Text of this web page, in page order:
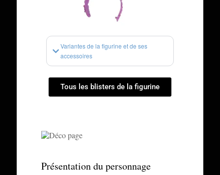
Variantes de la figurine et de ses
accessoires
Tous les blisters de la figurine
Présentation du personnage